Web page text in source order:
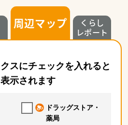
周辺マップ
くらし
レポート
スにチェックを入れると
表示されます
ドラッグストア・
薬局